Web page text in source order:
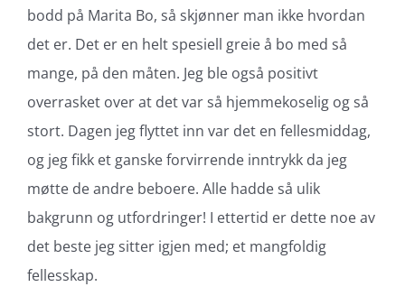
bodd på Marita Bo, så skjønner man ikke hvordan
det er. Det er en helt spesiell greie å bo med så
mange, på den måten. Jeg ble også positivt
overrasket over at det var så hjemmekoselig og så
stort. Dagen jeg flyttet inn var det en fellesmiddag,
og jeg fikk et ganske forvirrende inntrykk da jeg
møtte de andre beboere. Alle hadde så ulik
bakgrunn og utfordringer! I ettertid er dette noe av
det beste jeg sitter igjen med; et mangfoldig
fellesskap.